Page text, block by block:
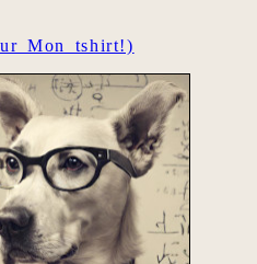
Mon tshirt!)